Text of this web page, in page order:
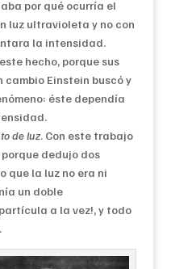
por qué ocurría el
luz ultravioleta y no con
la intensidad.
hecho, porque sus
Einstein buscó y
éste dependía
de luz. Con este trabajo
dedujo dos
que la luz no era ni
un doble
a la vez!, y todo